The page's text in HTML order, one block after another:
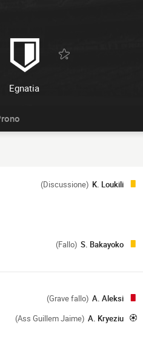
Egnatia
K. Loukili
(Discussione)
S. Bakayoko
(Fallo)
A. Aleksi
(Grave fallo)
A. Kryeziu
(Ass Guillem Jaime)